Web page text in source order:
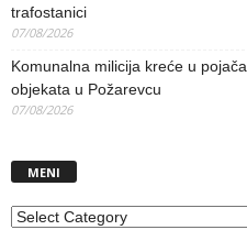
trafostanici
07/08/2026
Komunalna milicija kreće u
objekata u Požarevcu
07/08/2026
MENI
MENI